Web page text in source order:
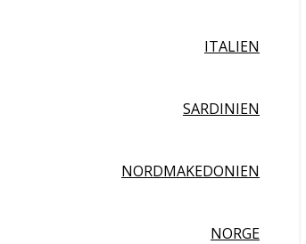
ITALIEN
SARDINIEN
NORDMAKEDONIEN
NORGE